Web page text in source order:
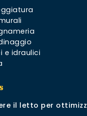
e idraulici
il letto per